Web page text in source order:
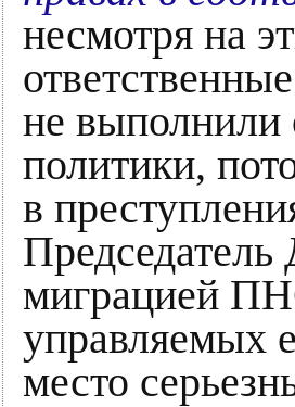
несмотря на
не выполнили
политики,
в
Председатель
миграцией
управляемых
место